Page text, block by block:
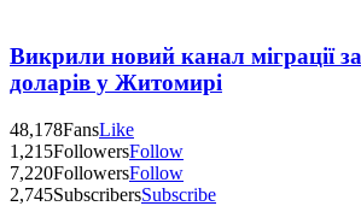
Викрили новий канал міграції
доларів у Житомирі
48,178FansLike
1,215FollowersFollow
7,220FollowersFollow
2,745SubscribersSubscribe